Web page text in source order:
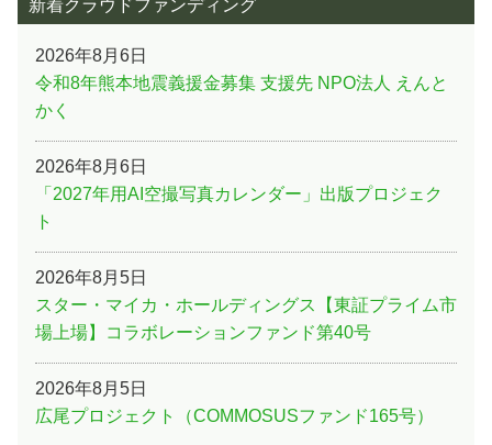
新着クラウドファンディング
2026年8月6日
令和8年熊本地震義援金募集 支援先 NPO法人 えんと
かく
2026年8月6日
「2027年用AI空撮写真カレンダー」出版プロジェク
ト
2026年8月5日
スター・マイカ・ホールディングス【東証プライム市
場上場】コラボレーションファンド第40号
2026年8月5日
広尾プロジェクト（COMMOSUSファンド165号）